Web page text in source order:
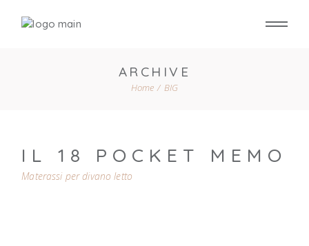
ARCHIVE
Home BIG
IL 18 POCKET MEMO
Materassi per divano letto